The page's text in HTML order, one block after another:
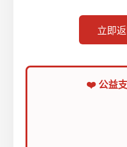
立即
❤️ 公益